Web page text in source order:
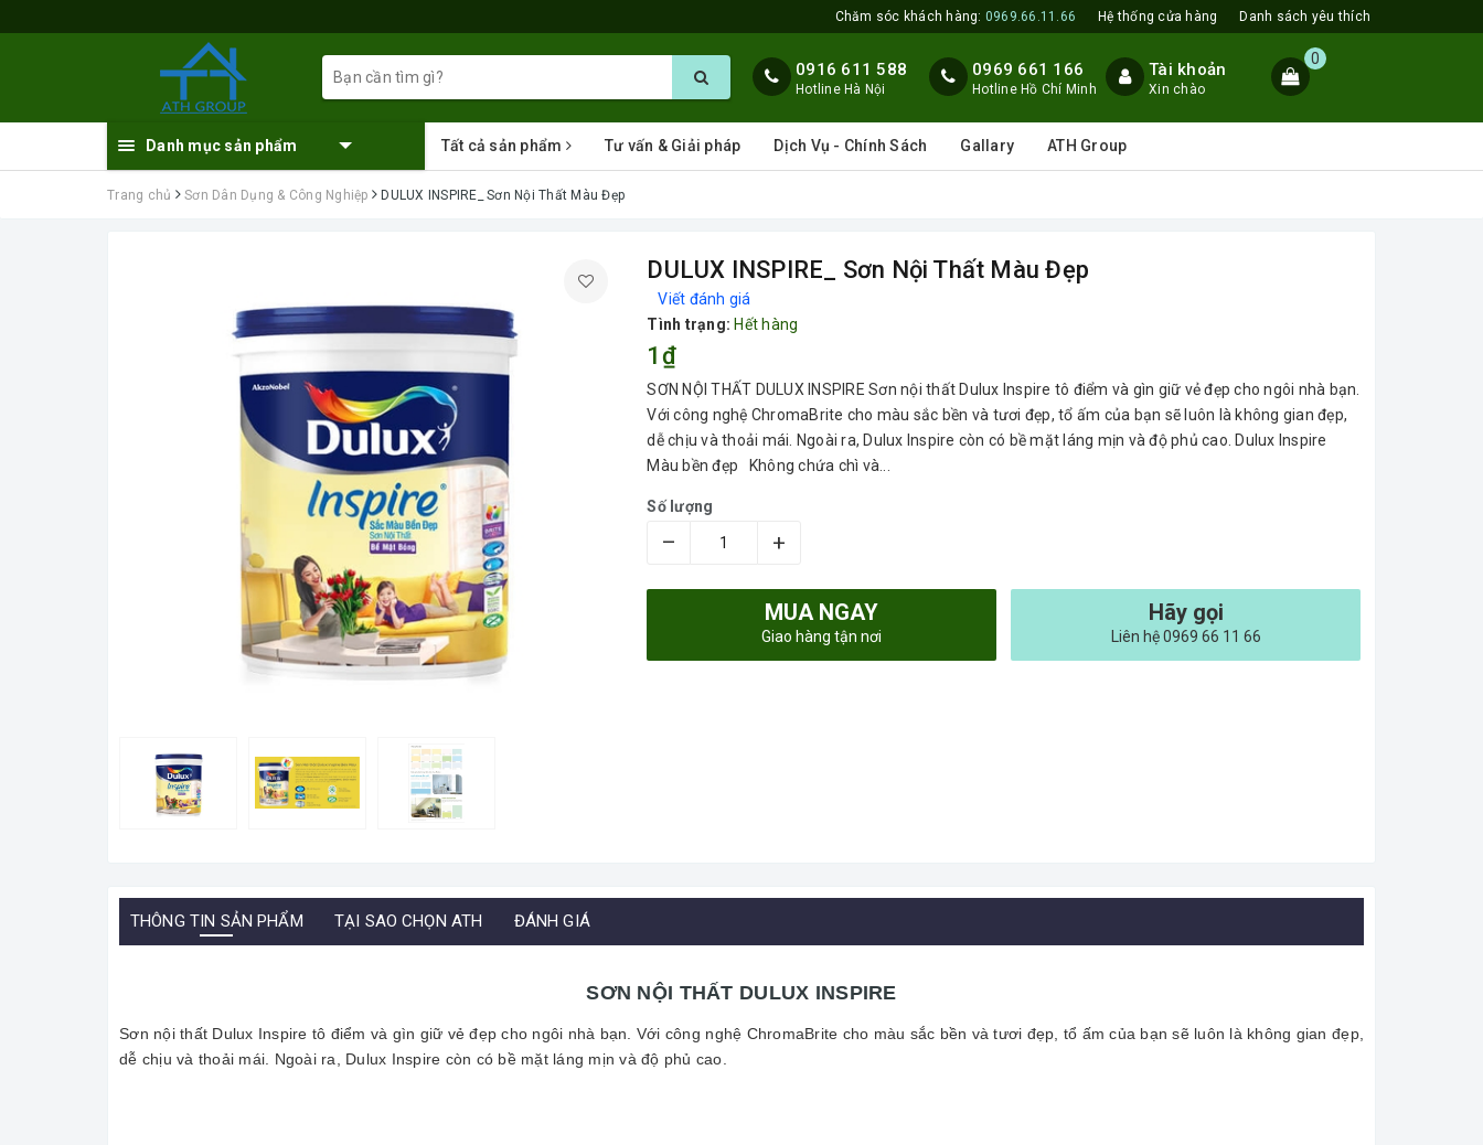
Chăm sóc khách hàng: 0969.66.11.66 Hệ thống cửa hàng Danh sách yêu thích
0916 611 588
Hotline Hà Nội
0969 661 166
Hotline Hồ Chí Minh
Tài khoản
Xin chào
0
Danh mục sản phẩm Tất cả sản phẩm Tư vấn & Giải pháp Dịch Vụ - Chính Sách Gallary ATH Group
Trang chủ Sơn Dân Dụng & Công Nghiệp DULUX INSPIRE_ Sơn Nội Thất Màu Đẹp
DULUX INSPIRE_ Sơn Nội Thất Màu Đẹp
Viết đánh giá
Tình trạng: Hết hàng
1₫
SƠN NỘI THẤT DULUX INSPIRE Sơn nội thất Dulux Inspire tô điểm và gìn giữ vẻ đẹp cho ngôi nhà bạn.
Với công nghệ ChromaBrite cho màu sắc bền và tươi đẹp, tổ ấm của bạn sẽ luôn là không gian đẹp,
dễ chịu và thoải mái. Ngoài ra, Dulux Inspire còn có bề mặt láng mịn và độ phủ cao. Dulux Inspire
Màu bền đẹp Không chứa chì và...
Số lượng
– +
MUA NGAY
Giao hàng tận nơi
Hãy gọi
Liên hệ 0969 66 11 66
THÔNG TIN SẢN PHẨM TẠI SAO CHỌN ATH ĐÁNH GIÁ
SƠN NỘI THẤT DULUX INSPIRE
Sơn nội thất Dulux Inspire tô điểm và gìn giữ vẻ đẹp cho ngôi nhà bạn. Với công nghệ ChromaBrite cho màu sắc bền và tươi đẹp, tổ ấm của bạn sẽ luôn là không gian đẹp,
dễ chịu và thoải mái. Ngoài ra, Dulux Inspire còn có bề mặt láng mịn và độ phủ cao.